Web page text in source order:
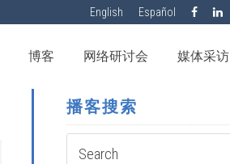
English Español
博客 网络研讨会 媒体采访
播客搜索